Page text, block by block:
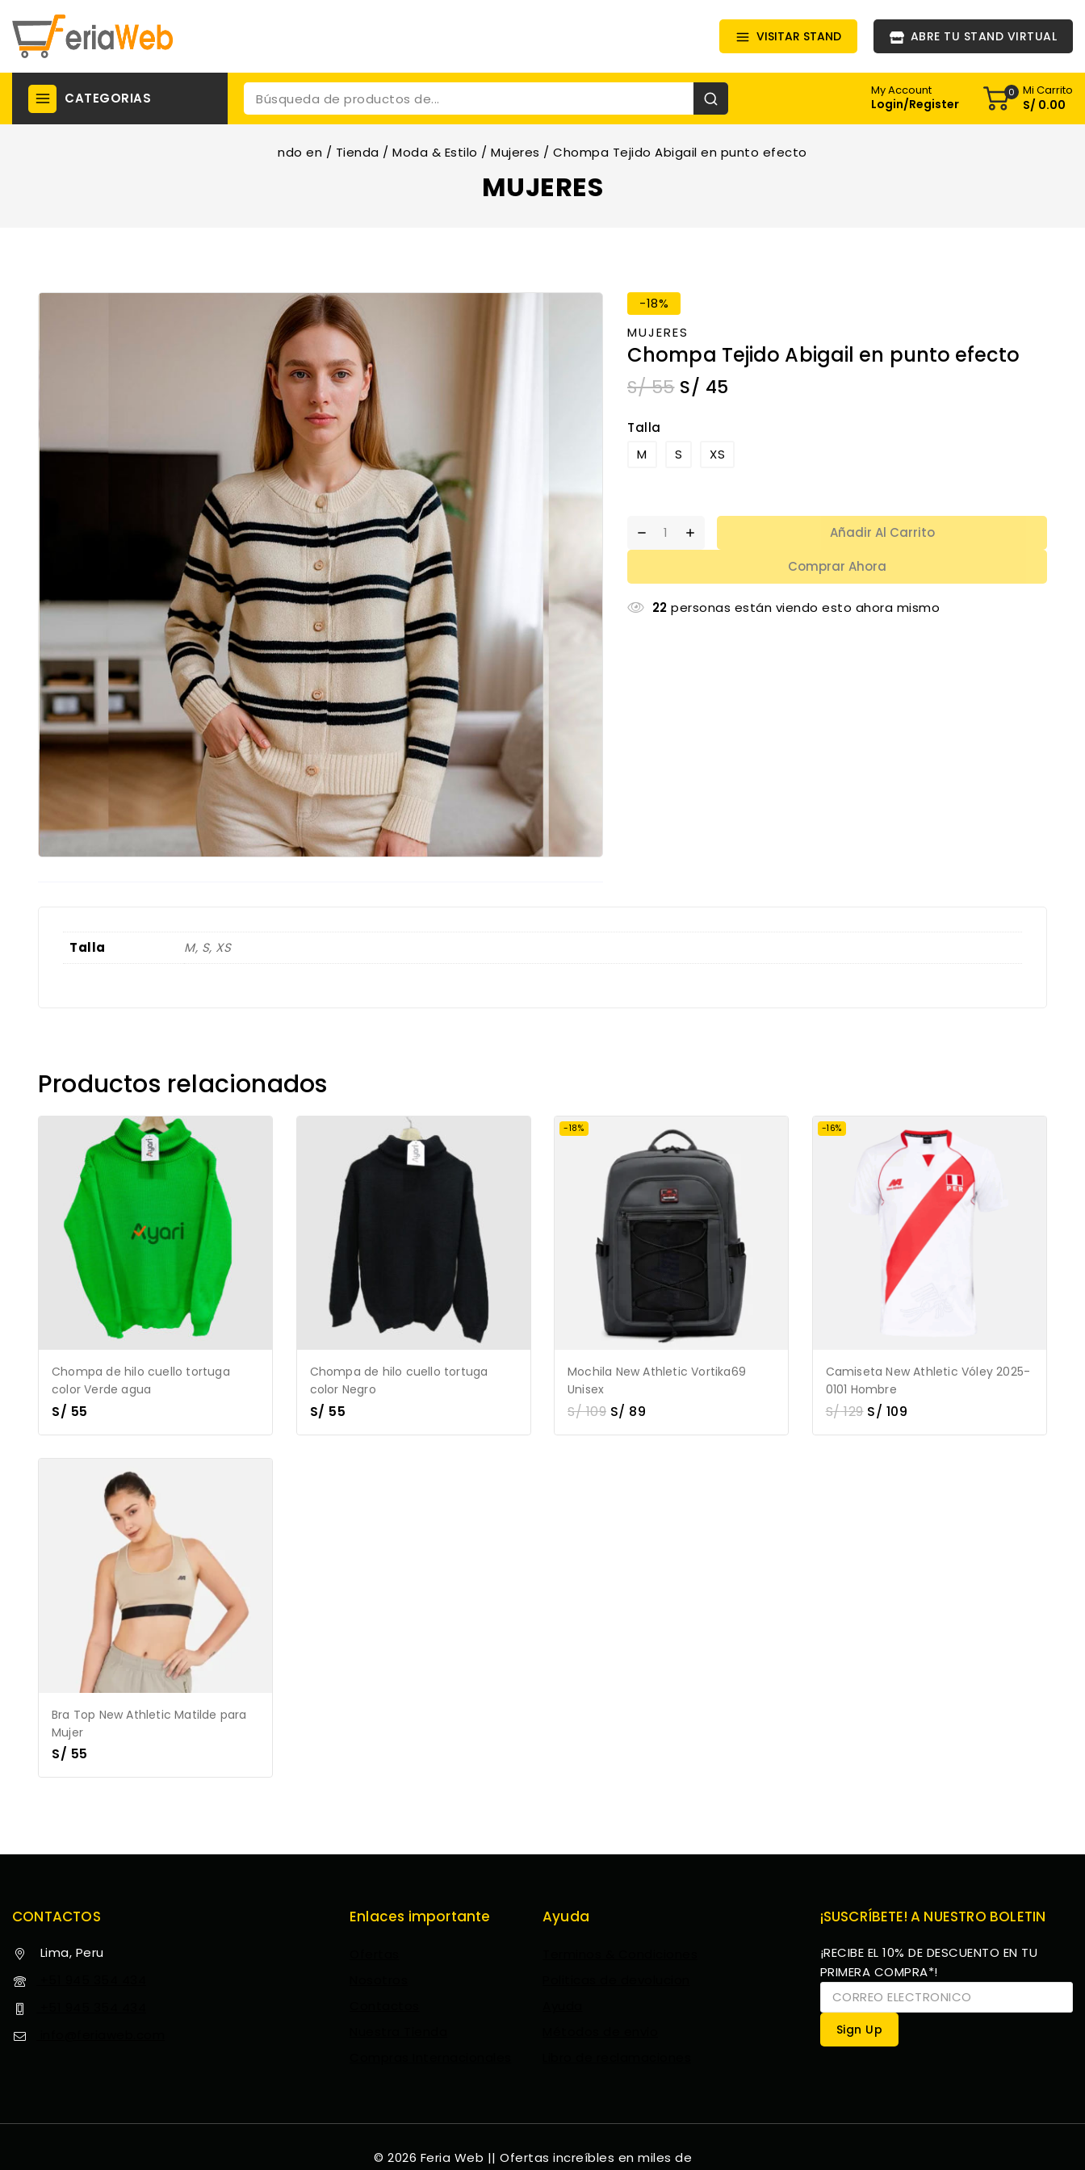
VISITAR STAND ABRE TU STAND VIRTUAL
CATEGORIAS My Account
Login/Register
0 Mi Carrito
S/ 0.00
ndo en / Tienda / Moda & Estilo / Mujeres / Chompa Tejido Abigail en punto efecto
MUJERES
-18%
MUJERES
Chompa Tejido Abigail en punto efecto
S/55 S/ 45
Talla
M
S XS
Añadir Al Carrito
Comprar Ahora
22 personas están viendo esto ahora mismo
Talla M, S, XS
Productos relacionados
Chompa de hilo cuello tortuga
color Verde agua
S/ 55
Chompa de hilo cuello tortuga
color Negro
S/ 55
-18%
Mochila New Athletic Vortika69
Unisex
S/109 S/ 89
-16%
Camiseta New Athletic Vóley 2025-
0101 Hombre
S/129 S/ 109
Bra Top New Athletic Matilde para
Mujer
S/ 55
CONTACTOS
Lima, Peru
Enlaces importante Ayuda ¡SUSCRÍBETE! A NUESTRO BOLETIN
¡RECIBE EL 10% DE DESCUENTO EN TU
PRIMERA COMPRA*!
© 2026 Feria Web || Ofertas increíbles en miles de